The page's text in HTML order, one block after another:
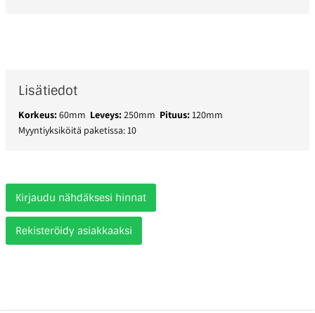
Lisätiedot
Korkeus:60mm Leveys:250mm Pituus:120mm
Myyntiyksiköitä paketissa: 10
Kirjaudu nähdäksesi hinnat
Rekisteröidy asiakkaaksi